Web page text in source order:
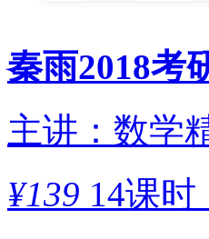
秦雨2018考
主讲：数学
¥139 14课时